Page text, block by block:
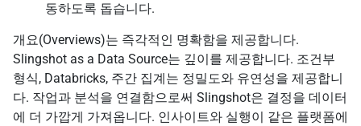
동하도록 돕습니다.
개요(Overviews)는 즉각적인 명확함을 제공합니다.
Slingshot as a Data Source는 깊이를 제공합니다. 조건부
형식, Databricks, 주간 집계는 정밀도와 유연성을 제공합니
다. 작업과 분석을 연결함으로써 Slingshot은 결정을 데이터
에 더 가깝게 가져옵니다. 인사이트와 실행이 같은 플랫폼에